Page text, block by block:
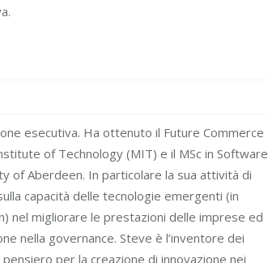
esecutiva. Ha ottenuto il Future Commerce
of Technology (MIT) e il MSc in Software
of Aberdeen. In particolare la sua attività di
capacità delle tecnologie emergenti (in
nel migliorare le prestazioni delle imprese ed
nella governance. Steve è l’inventore dei
per la creazione di innovazione nei